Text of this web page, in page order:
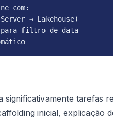
com:
→ Lakehouse)
filtro de data
significativamente tarefas
inicial, explicação